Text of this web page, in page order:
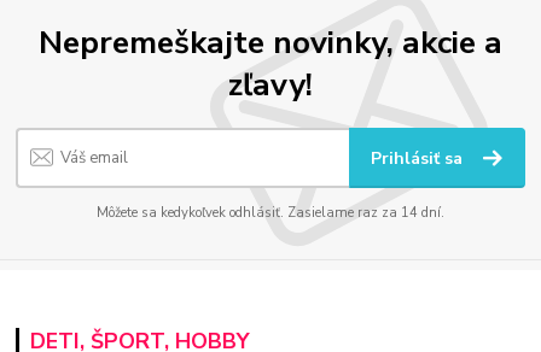
Nepremeškajte novinky, akcie a
zľavy!
Prihlásiť sa
Môžete sa kedykoľvek odhlásiť. Zasielame raz za 14 dní.
DETI, ŠPORT, HOBBY